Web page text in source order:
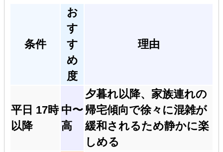
条件
お
す
す
め
度
理由
平日 17時
以降
中〜
高
夕暮れ以降、家族連れの
帰宅傾向で徐々に混雑が
緩和されるため静かに楽
しめる